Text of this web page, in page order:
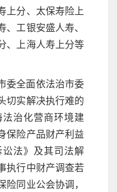
上分、太保寿险上
、工银安盛人寿、
、上海人寿上分等
委全面依法治市委
切实解决执行难的
治化营商环境建
保险产品财产利益
法》及其司法解
执行中财产调查若
险同业公会协调，